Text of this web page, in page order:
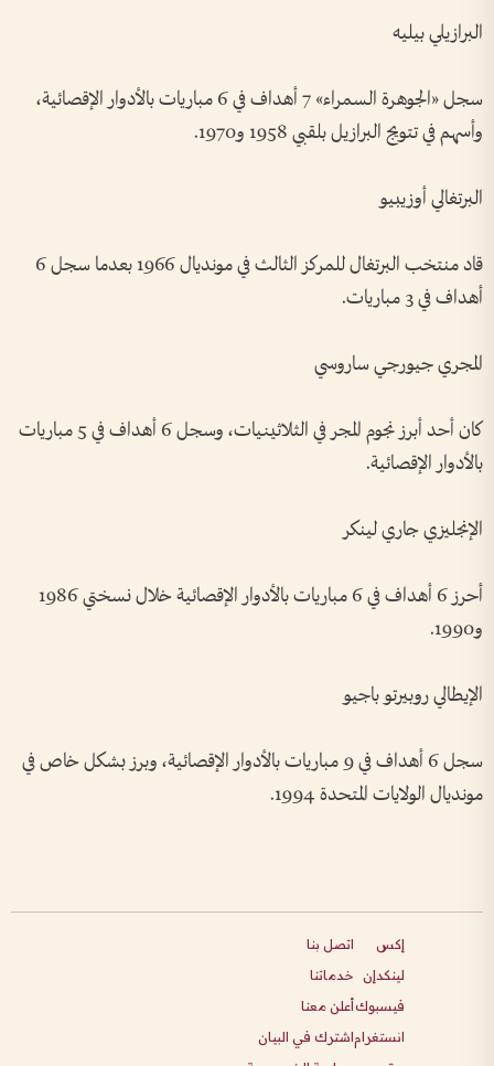
البرازيلي بيليه
سجل «الجوهرة السمراء» 7 أهداف في 6 مباريات بالأدوار الإقصائية،
وأسهم في تتويج البرازيل بلقبي 1958 و1970.
البرتغالي أوزيبيو
قاد منتخب البرتغال للمركز الثالث في مونديال 1966 بعدما سجل 6
أهداف في 3 مباريات.
المجري جيورجي ساروسي
كان أحد أبرز نجوم المجر في الثلاثينيات، وسجل 6 أهداف في 5 مباريات
بالأدوار الإقصائية.
الإنجليزي جاري لينكر
أحرز 6 أهداف في 6 مباريات بالأدوار الإقصائية خلال نسختي 1986
و1990.
الإيطالي روبيرتو باجيو
سجل 6 أهداف في 9 مباريات بالأدوار الإقصائية، وبرز بشكل خاص في
مونديال الولايات المتحدة 1994.
إكس
لينكدإن
فيسبوك
انستغرام
اتصل بنا
خدماتنا
أعلن معنا
اشترك في البيان